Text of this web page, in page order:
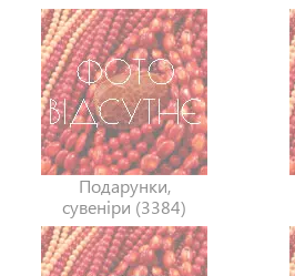
Подарунки,
сувеніри (3384)